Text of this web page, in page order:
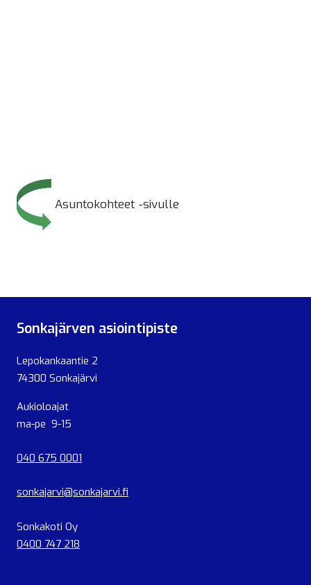
Asuntokohteet -sivulle
Sonkajärven asiointipiste
Lepokankaantie 2
74300 Sonkajärvi
Aukioloajat
ma-pe 9-15
040 675 0001
sonkajarvi@sonkajarvi.fi
Sonkakoti Oy
0400 747 218